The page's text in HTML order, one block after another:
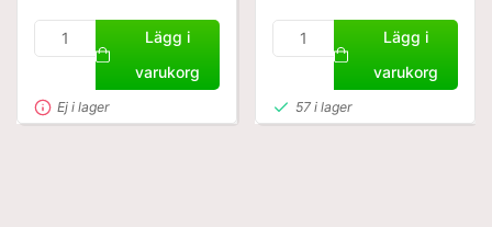
Lägg i
varukorg
Ej i lager
Lägg i
varukorg
57 i lager